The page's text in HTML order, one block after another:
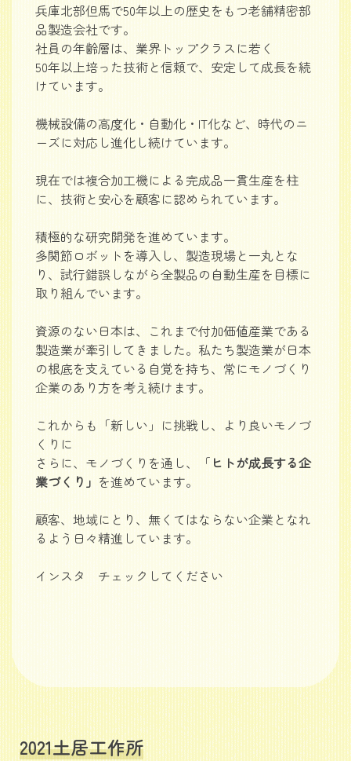
兵庫北部但馬で50年以上の歴史をもつ老舗精密部
品製造会社です。
社員の年齢層は、業界トップクラスに若く
50年以上培った技術と信頼で、安定して成長を続
けています。
機械設備の高度化・自動化・IT化など、時代のニ
ーズに対応し進化し続けています。
現在では複合加工機による完成品一貫生産を柱
に、技術と安心を顧客に認められています。
積極的な研究開発を進めています。
多関節ロボットを導入し、製造現場と一丸とな
り、試行錯誤しながら全製品の自動生産を目標に
取り組んでいます。
資源のない日本は、これまで付加価値産業である
製造業が牽引してきました。私たち製造業が日本
の根底を支えている自覚を持ち、常にモノづくり
企業のあり方を考え続けます。
これからも「新しい」に挑戦し、より良いモノづ
くりに
さらに、モノづくりを通し、「 ヒトが成長する企
業づくり」 を進めています。
顧客、地域にとり、無くてはならない企業となれ
るよう日々精進しています。
インスタ チェックしてください
2021土居工作所